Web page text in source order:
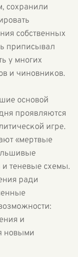
сохранили
собственных
приписывал
у многих
и чиновников.
основой
проявляются
игре.
«мертвые
теневые схемы.
ради
и
новыми